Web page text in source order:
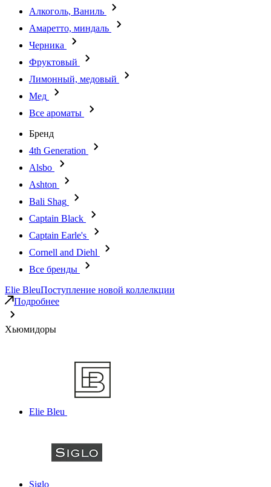
Алкоголь, Ваниль
Амаретто, миндаль
Черника
Фруктовый
Лимонный, медовый
Мед
Все ароматы
Бренд
4th Generation
Alsbo
Ashton
Bali Shag
Captain Black
Captain Earle's
Cornell and Diehl
Все бренды
Elie BleuПоступление новой коллелкции
Подробнее
Хьюмидоры
Elie Bleu
Siglo